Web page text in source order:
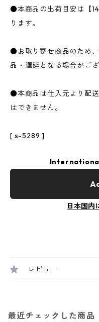
●本商品の出荷目安は【
ります。
●お取り寄せ商品のため
品・遅延となる場合がござ
●本商品は仕入元より配
はできません。
[ s-5289 ]
日本国内
レビュー
最近チェックした商品